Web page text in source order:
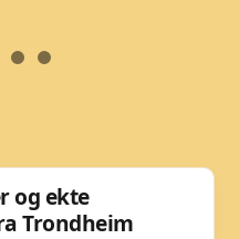
og ekte
Trondheim